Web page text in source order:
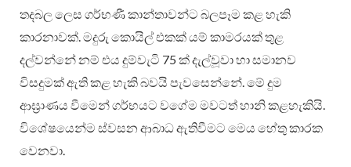
තදබල ලෙස ගර්භණී කාන්තාවන්ට බලපෑම කළ හැකි
කාරනාවක්. මදුරු කොයිල් එකක් යම් කාමරයක් තුළ
දල්වන්නේ නම් එය දුම්වැටි 75 ක් දැල්වූවා හා සමානව
විසදුමක් ඇති කළ හැකි බවයි පැවසෙන්නේ. මේ දුම
ආඝ්‍රාණය වීමෙන් ගර්භයට වගේම මවටත් හානි කළහැකියි.
විශේෂයෙන්ම ස්වසන ආබාධ ඇතිවීමට මෙය හේතු කාරක
වෙනවා.